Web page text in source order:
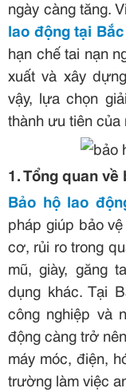
ngày càng tăng.
lao động tại
hạn chế tai nạn
xuất và xây
vậy, lựa chọn
thành ưu tiên
1. Tổng quan
Bảo hộ lao
pháp giúp bảo
cơ, rủi ro trong
mũ, giày, găng
dụng khác. Tại
công nghiệp và
động càng trở
máy móc, điện,
trường làm việc